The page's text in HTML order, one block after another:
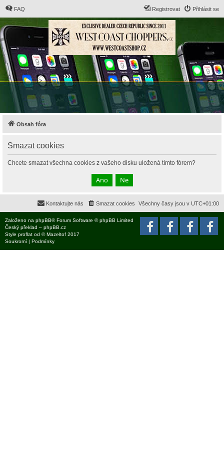
FAQ Přihlásit se
Registrovat
Obsah fóra
Smazat cookies
Chcete smazat všechna cookies z vašeho disku uložená tímto fórem?
Všechny časy jsou v UTC+01:00
Smazat cookies
Kontaktujte nás
Založeno na phpBB® Forum Software © phpBB Limited
Český překlad – phpBB.cz
Style proflat od ©Mazeltof 2017
Soukromí | Podmínky